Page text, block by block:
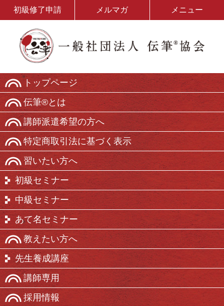
初級修了申請 メルマガ メニュー
トップページ
伝筆®とは
講師派遣希望の方へ
特定商取引法に基づく表示
習いたい方へ
初級セミナー
中級セミナー
あて名セミナー
教えたい方へ
先生養成講座
講師専用
採用情報